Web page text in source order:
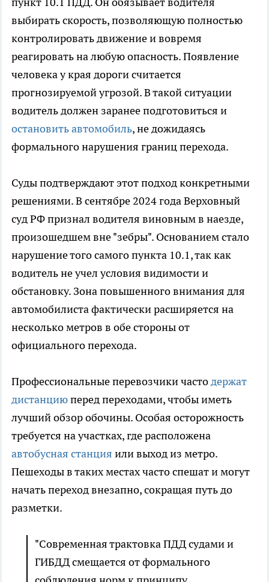
выбирать скорость, позволяющую полностью
контролировать движение и вовремя
реагировать на любую опасность. Появление
человека у края дороги считается
прогнозируемой угрозой. В такой ситуации
водитель должен заранее подготовиться и
остановить автомобиль, не дожидаясь
формального нарушения границ перехода.
Суды подтверждают этот подход конкретными
решениями. В сентябре 2024 года Верховный
суд РФ признал водителя виновным в наезде,
произошедшем вне "зебры". Основанием стало
нарушение того самого пункта 10.1, так как
водитель не учел условия видимости и
обстановку. Зона повышенного внимания для
автомобилиста фактически расширяется на
несколько метров в обе стороны от
официального перехода.
Профессиональные перевозчики частодержат
дистанциюперед переходами, чтобы иметь
лучший обзор обочины. Особая осторожность
требуется на участках, где расположена
автобусная станция или выход из метро.
Пешеходы в таких местах часто спешат и могут
начать переход внезапно, сокращая путь до
разметки.
"Современная трактовка ПДД судами и
ГИБДД смещается от формального